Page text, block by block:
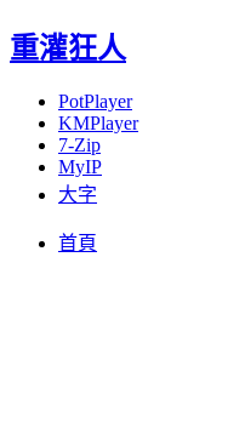
重灌狂人
PotPlayer
KMPlayer
7-Zip
MyIP
大字
首頁